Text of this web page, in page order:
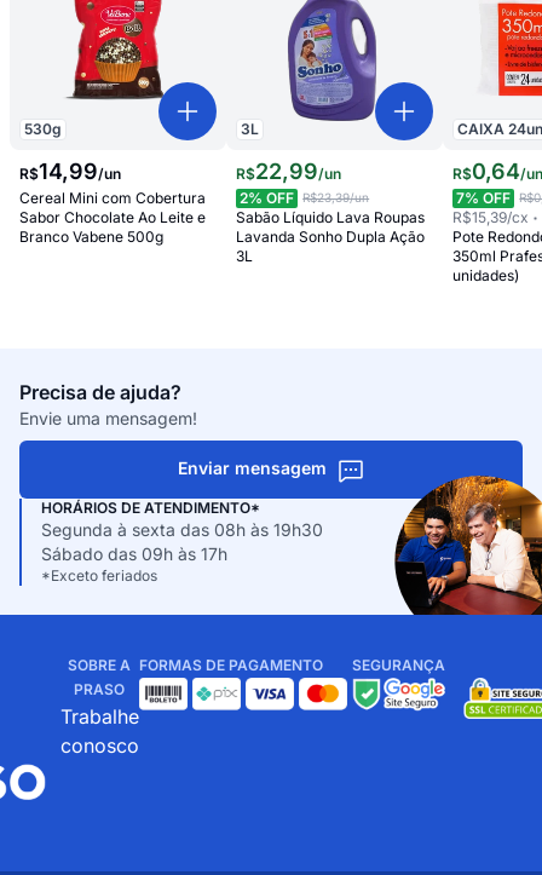
530g
R$14,99/un
Cereal Mini com Cobertura
Sabor Chocolate Ao Leite e
Branco Vabene 500g
3L
R$22,99/un
2% OFF R$23,39/un
Sabão Líquido Lava Roupas
Lavanda Sonho Dupla Ação
3L
CAIXA24
R$0,64/
7% OFF
R$15,39/cx
Pote
350ml
unidades)
Precisa de ajuda?
Envie uma mensagem!
Enviar mensagem
HORÁRIOS DE ATENDIMENTO*
Segunda à sexta das 08h às 19h30
Sábado das 09h às 17h
*Exceto feriados
SOBRE A
PRASO
Trabalhe
conosco
FORMAS DE PAGAMENTO SEGURANÇA